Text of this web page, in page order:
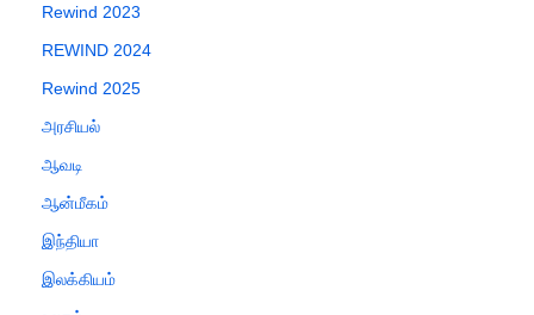
Rewind 2023
REWIND 2024
Rewind 2025
அரசியல்
ஆவடி
ஆன்மீகம்
இந்தியா
இலக்கியம்